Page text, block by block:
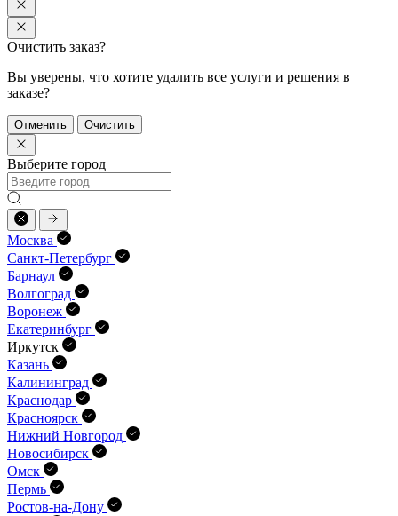
Очистить заказ?
Вы уверены, что хотите удалить все услуги и решения в
заказе?
Отменить Очистить
Выберите город
Москва
Санкт-Петербург
Барнаул
Волгоград
Воронеж
Екатеринбург
Иркутск
Казань
Калининград
Краснодар
Красноярск
Нижний Новгород
Новосибирск
Омск
Пермь
Ростов-на-Дону